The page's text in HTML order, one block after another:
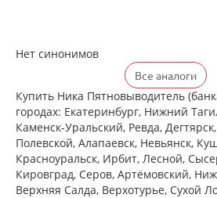
Нет синонимов
Все аналоги
Купить Ника Пятновыводитель
городах: Екатеринбург, Нижний
Каменск-Уральский, Ревда,
Полевской, Алапаевск, Невьянск,
Красноуральск, Ирбит, Лесной,
Кировград, Серов, Артёмовский,
Верхняя Салда, Верхотурье, Сухой